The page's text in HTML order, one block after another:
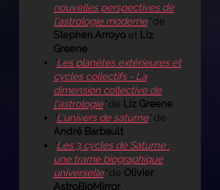
nouvelles perspectives de
l'astrologie moderne"de
Stephen Arroyoet Liz
Greene
"Les planètes extérieures et
cycles collectifs - La
dimension collective de
l'astrologie"de Liz Greene
"L'univers de saturne"de
André Barbault
"Les 3 cycles de Saturne :
une trame biographique
universelle"de Olivier
AstroBioMirror